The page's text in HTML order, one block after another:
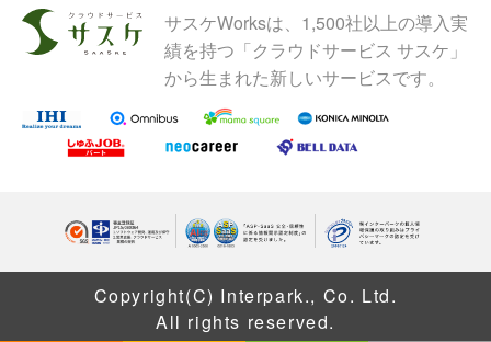
サスケWorksは、1,500社以上の導入実
績を持つ「クラウドサービス サスケ」
から生まれた新しいサービスです。
Copyright(C) Interpark., Co. Ltd.
All rights reserved.